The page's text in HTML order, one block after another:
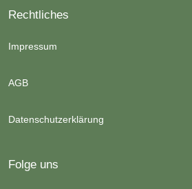
Rechtliches
Impressum
AGB
Datenschutzerklärung
Folge uns